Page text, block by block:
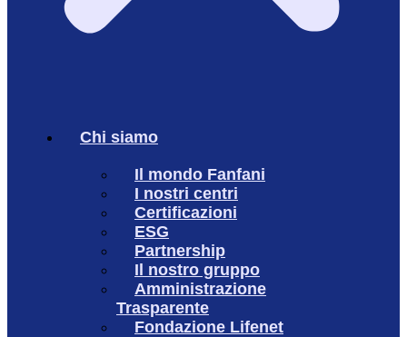
Chi siamo
Il mondo Fanfani
I nostri centri
Certificazioni
ESG
Partnership
Il nostro gruppo
Amministrazione
Trasparente
Fondazione Lifenet